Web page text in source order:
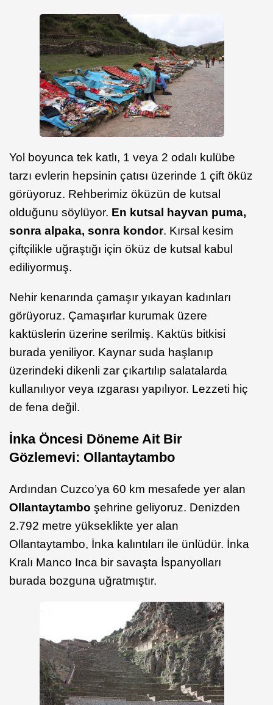
Yol boyunca tek katlı, 1 veya 2 odalı kulübe
tarzı evlerin hepsinin çatısı üzerinde 1 çift öküz
görüyoruz. Rehberimiz öküzün de kutsal
olduğunu söylüyor. En kutsal hayvan puma,
sonra alpaka, sonra kondor. Kırsal kesim
çiftçilikle uğraştığı için öküz de kutsal kabul
ediliyormuş.
Nehir kenarında çamaşır yıkayan kadınları
görüyoruz. Çamaşırlar kurumak üzere
kaktüslerin üzerine serilmiş. Kaktüs bitkisi
burada yeniliyor. Kaynar suda haşlanıp
üzerindeki dikenli zar çıkartılıp salatalarda
kullanılıyor veya ızgarası yapılıyor. Lezzeti hiç
de fena değil.
İnka Öncesi Döneme Ait Bir
Gözlemevi: Ollantaytambo
Ardından Cuzco’ya 60 km mesafede yer alan
Ollantaytambo şehrine geliyoruz. Denizden
2.792 metre yükseklikte yer alan
Ollantaytambo, İnka kalıntıları ile ünlüdür. İnka
Kralı Manco Inca bir savaşta İspanyolları
burada bozguna uğratmıştır.